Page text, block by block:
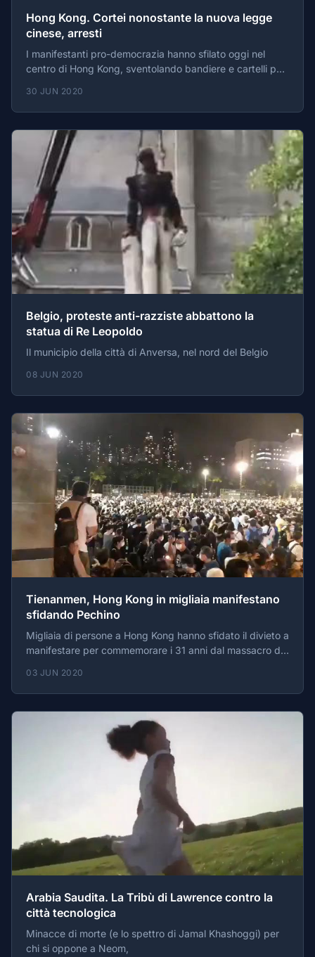
Hong Kong. Cortei nonostante la nuova legge
cinese, arresti
I manifestanti pro-democrazia hanno sfilato oggi nel
centro di Hong Kong, sventolando bandiere e cartelli per
30 JUN 2020
Belgio, proteste anti-razziste abbattono la
statua di Re Leopoldo
Il municipio della città di Anversa, nel nord del Belgio
08 JUN 2020
Tienanmen, Hong Kong in migliaia manifestano
sfidando Pechino
Migliaia di persone a Hong Kong hanno sfidato il divieto a
manifestare per commemorare i 31 anni dal massacro di
03 JUN 2020
Arabia Saudita. La Tribù di Lawrence contro la
città tecnologica
Minacce di morte (e lo spettro di Jamal Khashoggi) per
chi si oppone a Neom,